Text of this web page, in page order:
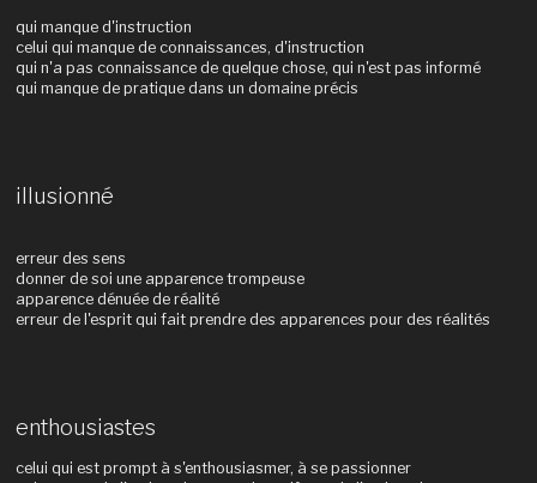
qui manque d'instruction
celui qui manque de connaissances, d'instruction
qui n'a pas connaissance de quelque chose, qui n'est pas informé
qui manque de pratique dans un domaine précis
illusionné
erreur des sens
donner de soi une apparence trompeuse
apparence dénuée de réalité
erreur de l'esprit qui fait prendre des apparences pour des réalités
enthousiastes
celui qui est prompt à s'enthousiasmer, à se passionner